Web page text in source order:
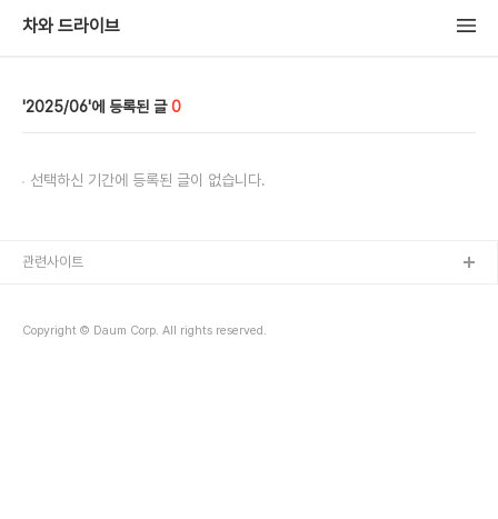
차와 드라이브
2025/06 0
선택하신 기간에 등록된 글이 없습니다.
Copyright © Daum Corp. All rights reserved.
관련사이트